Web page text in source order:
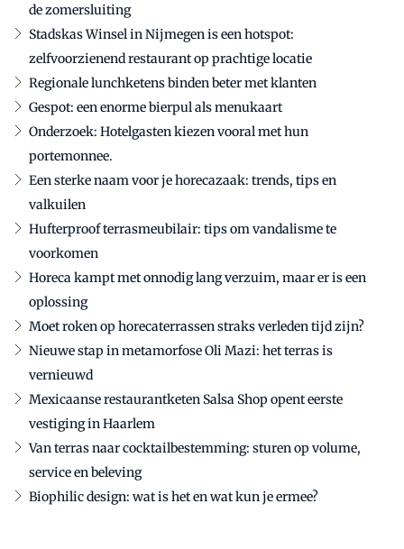
de zomersluiting
Stadskas Winsel in Nijmegen is een hotspot:
zelfvoorzienend restaurant op prachtige locatie
Regionale lunchketens binden beter met klanten
Gespot: een enorme bierpul als menukaart
Onderzoek: Hotelgasten kiezen vooral met hun
portemonnee.
Een sterke naam voor je horecazaak: trends, tips en
valkuilen
Hufterproof terrasmeubilair: tips om vandalisme te
voorkomen
Horeca kampt met onnodig lang verzuim, maar er is een
oplossing
Moet roken op horecaterrassen straks verleden tijd zijn?
Nieuwe stap in metamorfose Oli Mazi: het terras is
vernieuwd
Mexicaanse restaurantketen Salsa Shop opent eerste
vestiging in Haarlem
Van terras naar cocktailbestemming: sturen op volume,
service en beleving
Biophilic design: wat is het en wat kun je ermee?